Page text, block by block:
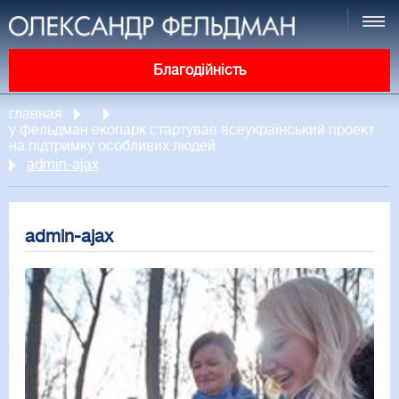
Благодійність
главная
у фельдман екопарк стартував всеукраїнський проект
на підтримку особливих людей
admin-ajax
admin-ajax